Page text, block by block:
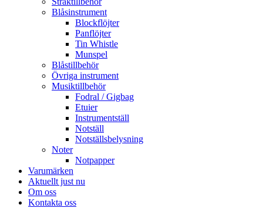
Blåsinstrument
Blockflöjter
Panflöjter
Tin Whistle
Munspel
Blåstillbehör
Övriga instrument
Musiktillbehör
Fodral / Gigbag
Etuier
Instrumentställ
Notställ
Notställsbelysning
Noter
Notpapper
Varumärken
Aktuellt just nu
Om oss
Kontakta oss